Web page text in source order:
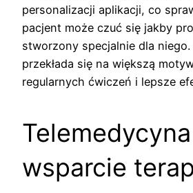
personalizacji aplikacji, co
pacjent może czuć się jakby
stworzony specjalnie dla niego.
przekłada się na większą
regularnych ćwiczeń i lepsze
wsparcie